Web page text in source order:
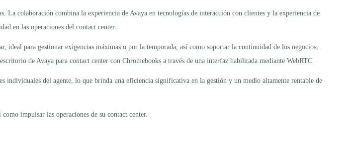
La colaboración combina la experiencia de Avaya en tecnologías de interacción con clientes y la experiencia de
en las operaciones del contact center.
para gestionar exigencias máximas o por la temporada, así como soportar la continuidad de los negocios,
de Avaya para contact center con Chromebooks a través de una interfaz habilitada mediante WebRTC.
individuales del agente, lo que brinda una eficiencia significativa en la gestión y un medio altamente rentable de
impulsar las operaciones de su contact center.